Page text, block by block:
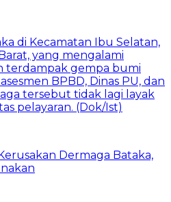
Dermaga Bataka,